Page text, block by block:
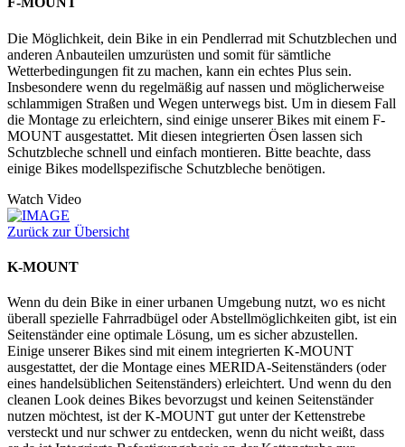
Die Möglichkeit, dein Bike in ein Pendlerrad mit Schutzblechen und
anderen Anbauteilen umzurüsten und somit für sämtliche
Wetterbedingungen fit zu machen, kann ein echtes Plus sein.
Insbesondere wenn du regelmäßig auf nassen und möglicherweise
schlammigen Straßen und Wegen unterwegs bist. Um in diesem Fall
die Montage zu erleichtern, sind einige unserer Bikes mit einem F-
MOUNT ausgestattet. Mit diesen integrierten Ösen lassen sich
Schutzbleche schnell und einfach montieren. Bitte beachte, dass
einige Bikes modellspezifische Schutzbleche benötigen.
Watch Video
Zurück zur Übersicht
K-MOUNT
Wenn du dein Bike in einer urbanen Umgebung nutzt, wo es nicht
überall spezielle Fahrradbügel oder Abstellmöglichkeiten gibt, ist ein
Seitenständer eine optimale Lösung, um es sicher abzustellen.
Einige unserer Bikes sind mit einem integrierten K-MOUNT
ausgestattet, der die Montage eines MERIDA-Seitenständers (oder
eines handelsüblichen Seitenständers) erleichtert. Und wenn du den
cleanen Look deines Bikes bevorzugst und keinen Seitenständer
nutzen möchtest, ist der K-MOUNT gut unter der Kettenstrebe
versteckt und nur schwer zu entdecken, wenn du nicht weißt, dass